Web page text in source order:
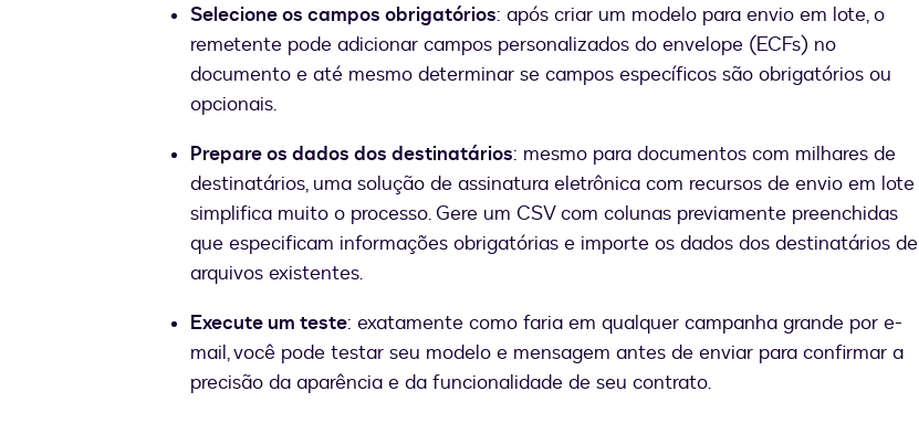
Selecione os campos obrigatórios: após criar um modelo para envio em lote, o
remetente pode adicionar campos personalizados do envelope (ECFs) no
documento e até mesmo determinar se campos específicos são obrigatórios ou
opcionais.
Prepare os dados dos destinatários: mesmo para documentos com milhares de
destinatários, uma solução de assinatura eletrônica com recursos de envio em lote
simplifica muito o processo. Gere um CSV com colunas previamente preenchidas
que especificam informações obrigatórias e importe os dados dos destinatários de
arquivos existentes.
Execute um teste: exatamente como faria em qualquer campanha grande por e-
mail, você pode testar seu modelo e mensagem antes de enviar para confirmar a
precisão da aparência e da funcionalidade de seu contrato.